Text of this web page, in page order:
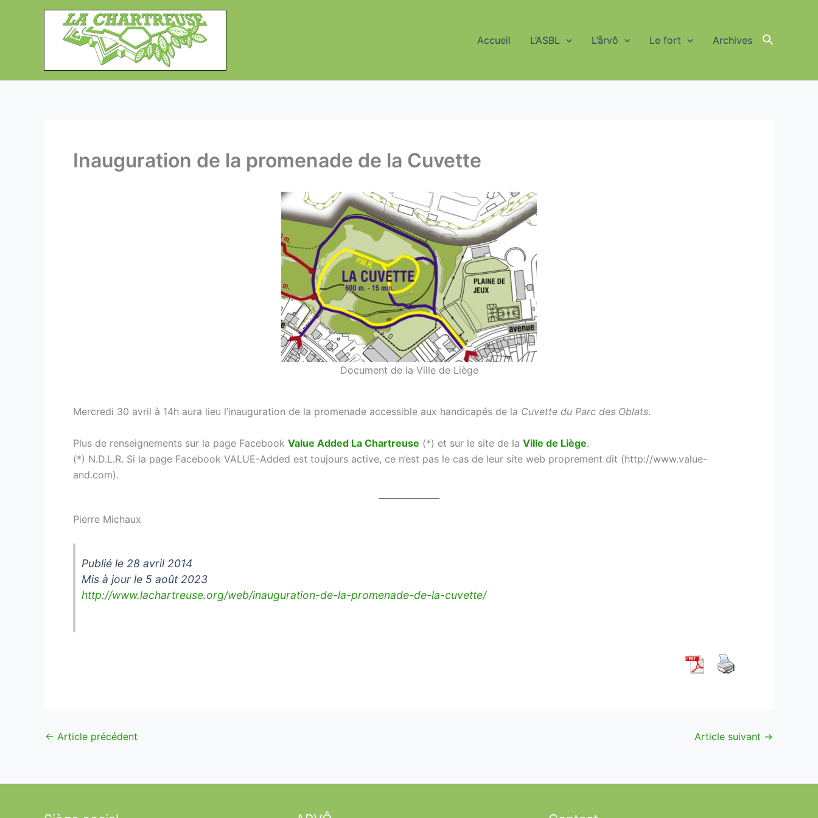
Accueil L’ASBL L’årvô Le fort Archives
Inauguration de la promenade de la Cuvette
Document de la Ville de Liège
Mercredi 30 avril à 14h aura lieu l’inauguration de la promenade accessible aux handicapés de la Cuvette du Parc des Oblats.
Plus de renseignements sur la page Facebook Value Added La Chartreuse (*) et sur le site de la Ville de Liège.
(*) N.D.L.R. Si la page Facebook VALUE-Added est toujours active, ce n’est pas le cas de leur site web proprement dit (http://www.value-
and.com).
Pierre Michaux
Publié le 28 avril 2014
Mis à jour le 5 août 2023
http://www.lachartreuse.org/web/inauguration-de-la-promenade-de-la-cuvette/
← Article précédent Article suivant →